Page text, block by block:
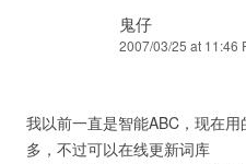
鬼仔
2007/03/25 at 11:46
我以前一直是智能ABC，现在
多，不过可以在线更新词库